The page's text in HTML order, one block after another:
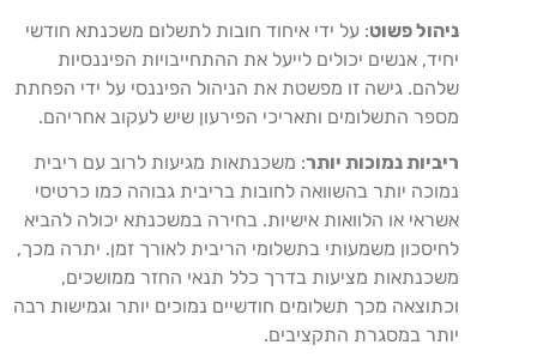
ניהול פשוט: על ידי איחוד חובות לתשלום משכנתא חודשי
יחיד, אנשים יכולים לייעל את ההתחייבויות הפיננסיות
שלהם. גישה זו מפשטת את הניהול הפיננסי על ידי הפחתת
מספר התשלומים ותאריכי הפירעון שיש לעקוב אחריהם.
ריביות נמוכות יותר: משכנתאות מגיעות לרוב עם ריבית
נמוכה יותר בהשוואה לחובות בריבית גבוהה כמו כרטיסי
אשראי או הלוואות אישיות. בחירה במשכנתא יכולה להביא
לחיסכון משמעותי בתשלומי הריבית לאורך זמן. יתרה מכך,
משכנתאות מציעות בדרך כלל תנאי החזר ממושכים,
וכתוצאה מכך תשלומים חודשיים נמוכים יותר וגמישות רבה
יותר במסגרת התקציבים.